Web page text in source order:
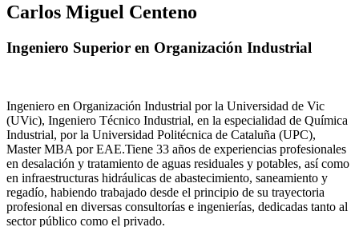
Carlos Miguel Centeno
Ingeniero Superior en Organización Industrial
Ingeniero en Organización Industrial por la Universidad de Vic
(UVic), Ingeniero Técnico Industrial, en la especialidad de Química
Industrial, por la Universidad Politécnica de Cataluña (UPC),
Master MBA por EAE.Tiene 33 años de experiencias profesionales
en desalación y tratamiento de aguas residuales y potables, así como
en infraestructuras hidráulicas de abastecimiento, saneamiento y
regadío, habiendo trabajado desde el principio de su trayectoria
profesional en diversas consultorías e ingenierías, dedicadas tanto al
sector público como el privado.